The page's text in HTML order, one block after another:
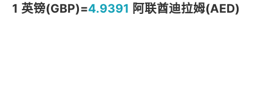
1 英镑(GBP)=4.9391 阿联酋迪拉姆(AED)